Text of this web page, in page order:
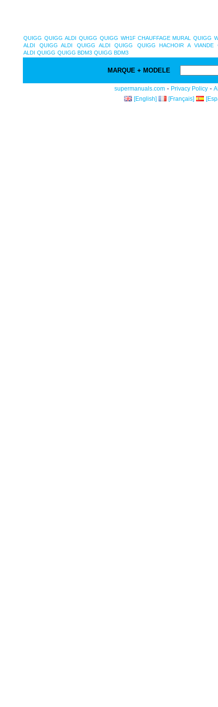
QUIGG QUIGG ALDI QUIGG QUIGG WH1F CHAUFFAGE MURAL
QUIGG
ALDI
QUIGG ALDI QUIGG ALDI QUIGG QUIGG HACHOIR A VIANDE
ALDI QUIGG QUIGG BDM3 QUIGG BDM3
MARQUE + MODELE
supermanuals.com - Privacy Policy -
[English]
[Français]